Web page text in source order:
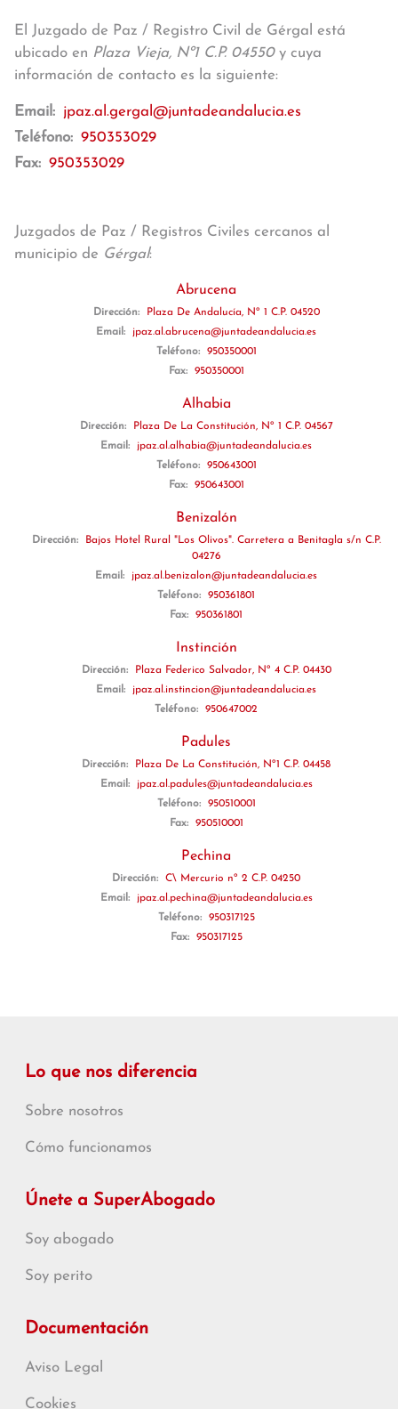
El Juzgado de Paz / Registro Civil de Gérgal está
ubicado en Plaza Vieja, Nº1 C.P. 04550y cuya
información de contacto es la siguiente:
Email: jpaz.al.gergal@juntadeandalucia.es
Teléfono: 950353029
Fax: 950353029
Juzgados de Paz / Registros Civiles cercanos al
municipio de Gérgal:
Abrucena
Dirección:
Plaza De Andalucía, Nº 1 C.P. 04520
Email:
jpaz.al.abrucena@juntadeandalucia.es
Teléfono:
950350001
Fax:
950350001
Alhabia
Dirección:
Plaza De La Constitución, Nº 1 C.P. 04567
Email:
jpaz.al.alhabia@juntadeandalucia.es
Teléfono:
950643001
Fax:
950643001
Benizalón
Dirección:
Bajos Hotel Rural "Los Olivos". Carretera a Benitagla s/n C.P.
04276
Email:
jpaz.al.benizalon@juntadeandalucia.es
Teléfono:
950361801
Fax:
950361801
Instinción
Dirección:
Plaza Federico Salvador, Nº 4 C.P. 04430
Email:
jpaz.al.instincion@juntadeandalucia.es
Teléfono:
950647002
Padules
Dirección:
Plaza De La Constitución, Nº1 C.P. 04458
Email:
jpaz.al.padules@juntadeandalucia.es
Teléfono:
950510001
Fax:
950510001
Pechina
Dirección:
C\ Mercurio nº 2 C.P. 04250
Email:
jpaz.al.pechina@juntadeandalucia.es
Teléfono:
950317125
Fax:
950317125
Lo que nos diferencia
Sobre nosotros
Cómo funcionamos
Únete a SuperAbogado
Soy abogado
Soy perito
Documentación
Aviso Legal
Cookies